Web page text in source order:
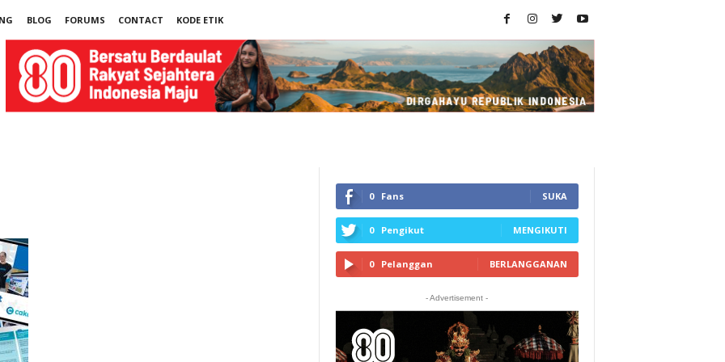
BLOG FORUMS CONTACT
KODE ETIK
0 Fans SUKA
0 Pengikut MENGIKUTI
0 Pelanggan BERLANGGANAN
- Advertisement -